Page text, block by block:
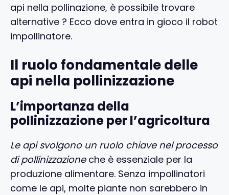
api nella pollinazione, è possibile trovare
alternative ? Ecco dove entra in gioco il robot
impollinatore.
Il ruolo fondamentale delle
api nella pollinizzazione
L’importanza della
pollinizzazione per l’agricoltura
Le api svolgono un ruolo chiave nel processo
di pollinizzazioneche è essenziale per la
produzione alimentare. Senza impollinatori
come le api, molte piante non sarebbero in